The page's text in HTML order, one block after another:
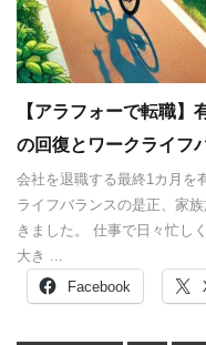
【アラフォーで転職
の回復とワークライフ
会社を退職する最終1カ月を
ライフバランスの是正、家
きました。 仕事で日々忙し
大き ...
Facebook